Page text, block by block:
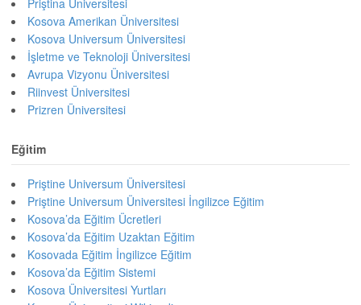
Priştina Üniversitesi
Kosova Amerikan Üniversitesi
Kosova Universum Üniversitesi
İşletme ve Teknoloji Üniversitesi
Avrupa Vizyonu Üniversitesi
Riinvest Üniversitesi
Prizren Üniversitesi
Eğitim
Priştine Universum Üniversitesi
Priştine Universum Üniversitesi İngilizce Eğitim
Kosova’da Eğitim Ücretleri
Kosova’da Eğitim Uzaktan Eğitim
Kosovada Eğitim İngilizce Eğitim
Kosova’da Eğitim Sistemi
Kosova Üniversitesi Yurtları